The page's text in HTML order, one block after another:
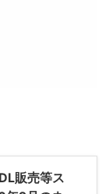
販売等ス